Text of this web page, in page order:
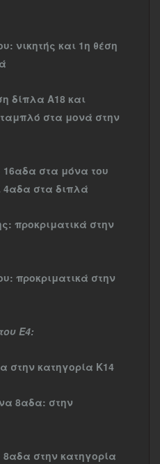
νικητής και 1η θέση
δίπλα Α18 και
στα μονά στην
16αδα στα μόνα του
4αδα στα διπλά
προκριματικά στην
προκριματικά στην
Ε4:
στην κατηγορία Κ14
8αδα: στην
στην κατηγορία